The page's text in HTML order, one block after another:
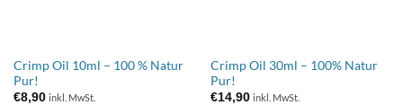
gewählt
werden
gewählt
werden
Crimp Oil 10ml – 100 % Natur
Pur!
€8,90 inkl. MwSt.
Crimp Oil 30ml – 100% Natur
Pur!
€14,90 inkl. MwSt.